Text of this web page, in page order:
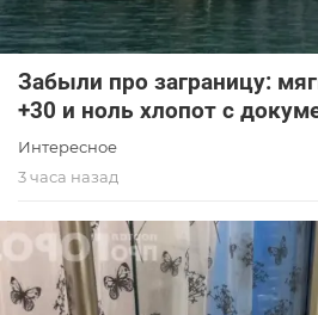
Забыли про заграницу:
+30 и ноль хлопот с
Интересное
3 часа назад